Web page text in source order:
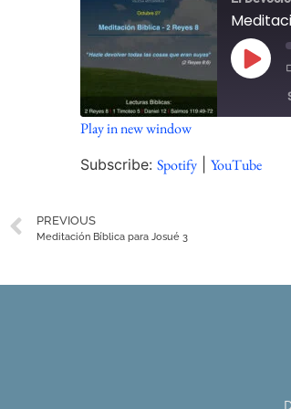
SHARE
EMBED
Play in new window
Subscribe:Spotify |YouTube
PREVIOUS
Meditación Bíblica para Josué 3